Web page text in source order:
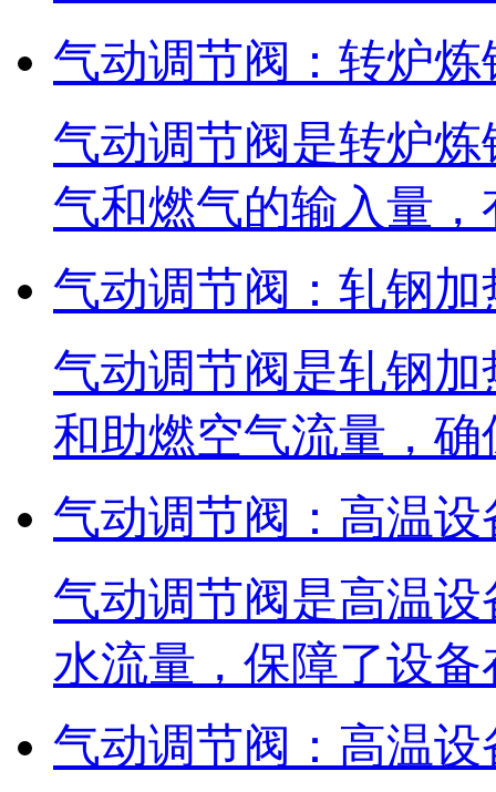
气动调节阀：转炉
气动调节阀是转炉
气和燃气的输入量
气动调节阀：轧钢
气动调节阀是轧钢
和助燃空气流量，
气动调节阀：高温
气动调节阀是高温
水流量，保障了设
气动调节阀：高温